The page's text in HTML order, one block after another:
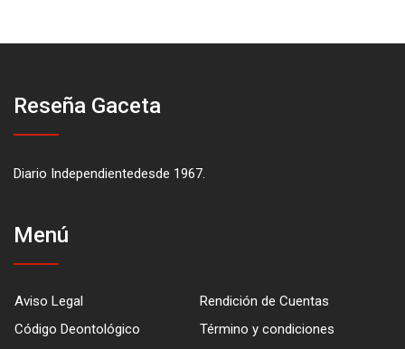
Reseña Gaceta
Diario Independientedesde 1967.
Menú
Aviso Legal
Rendición de Cuentas
Código Deontológico
Término y condiciones